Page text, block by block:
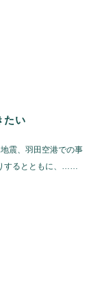
たい
震、羽田空港での事
するとともに、……